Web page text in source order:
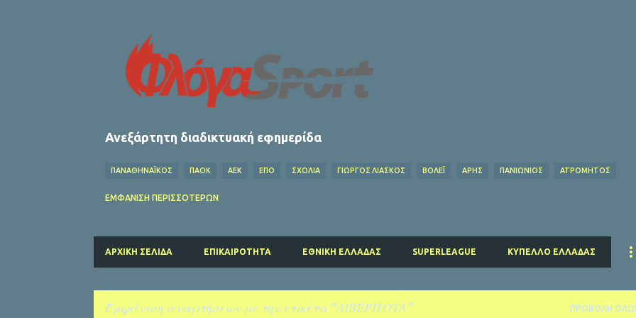
Ανεξάρτητη διαδικτυακή εφημερίδα
ΠΑΝΑΘΗΝΑΪΚΟΣ ΠΑΟΚ ΑΕΚ ΕΠΟ ΣΧΌΛΙΑ ΓΙΩΡΓΟΣ ΛΙΑΣΚΟΣ ΒΌΛΕΪ ΑΡΗΣ ΠΑΝΙΩΝΙΟΣ ΑΤΡΟΜΗΤΟΣ
ΟΦΗ
ΠΑΡΙ ΣΕΝ ΖΕΡΜΕΝ ΚΟΛΎΜΒΗΣΗ ΛΙΒΕΡΠΟΥΛ ΜΑΝΤΣΕΣΤΕΡ ΓΙΟΥΝΑΪΤΕΝΤ ΜΠΑΓΕΡΝ ΜΟΝΑΧΟΥ ΜΑΝΤΣΕΣΤΕΡ ΣΙΤΙ
ΕΜΦΆΝΙΣΗ ΠΕΡΙΣΣΌΤΕΡΩΝ
ΑΡΧΙΚΉ ΣΕΛΊΔΑ ΕΠΙΚΑΙΡΌΤΗΤΑ ΕΘΝΙΚΉ ΕΛΛΆΔΑΣ SUPERLEAGUE ΚΎΠΕΛΛΟ ΕΛΛΆΔΑΣ
Εμφάνιση αναρτήσεων με την ετικέτα ΛΙΒΕΡΠΟΥΛ ΠΡΟΒΟΛΉ